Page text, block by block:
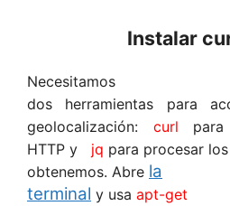
Instalar
Necesitamos
dos herramientas para
geolocalización: curl para
HTTP y jq para procesar
obtenemos. Abre la
terminal y usa apt-get